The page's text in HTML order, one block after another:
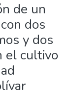
de un
dos
y dos
el cultivo